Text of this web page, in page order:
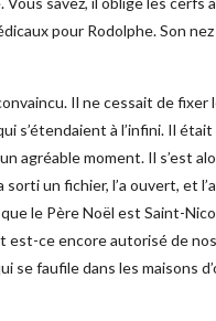
pour Rodolphe. Son nez
Il ne cessait de fixer
s’étendaient à l’infini. Il
agréable moment. Il s’est
sorti un fichier, l’a ouvert, et
le Père Noël est Saint-
est-ce encore autorisé de
se faufile dans les maisons